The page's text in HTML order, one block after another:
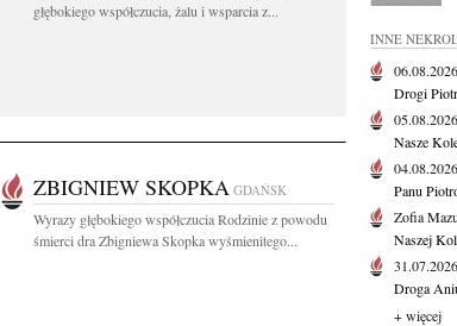
głębokiego współczucia, żalu i wsparcia z...
ZBIGNIEW SKOPKA GDAŃSK
Wyrazy głębokiego współczucia Rodzinie z powodu
śmierci dra Zbigniewa Skopka wyśmienitego...
INNE
06.08.2026
Drogi
05.08.2026
Nasze
04.08.2026
Panu
Zofia
Naszej
31.07.2026
Droga
+ więcej